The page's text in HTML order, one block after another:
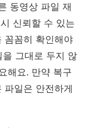
동영상 파일 재
신뢰할 수 있는
꼼꼼히 확인해야
그대로 두지 않
해요. 만약 복구
파일은 안전하게